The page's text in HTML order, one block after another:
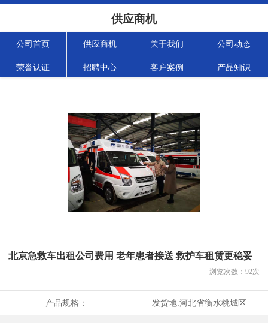
供应商机
公司首页 供应商机 关于我们 公司动态
荣誉认证 招聘中心 客户案例 产品知识
北京急救车出租公司费用 老年患者接送 救护车租赁更稳妥
浏览次数： 92次
产品规格： 发货地:河北省衡水桃城区